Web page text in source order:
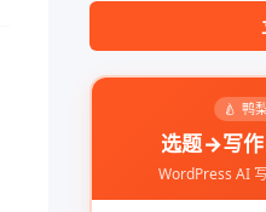
🍐 鸭
选题→写作
WordPress AI